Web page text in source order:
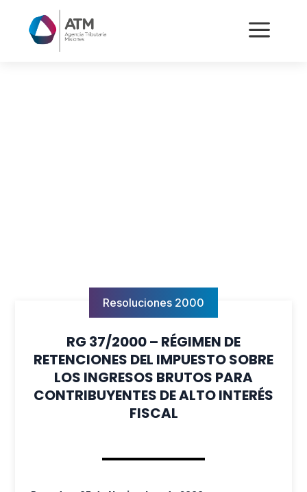
a
Resoluciones 2000
RG 37/2000 – RÉGIMEN DE
RETENCIONES DEL IMPUESTO SOBRE
LOS INGRESOS BRUTOS PARA
CONTRIBUYENTES DE ALTO INTERÉS
FISCAL